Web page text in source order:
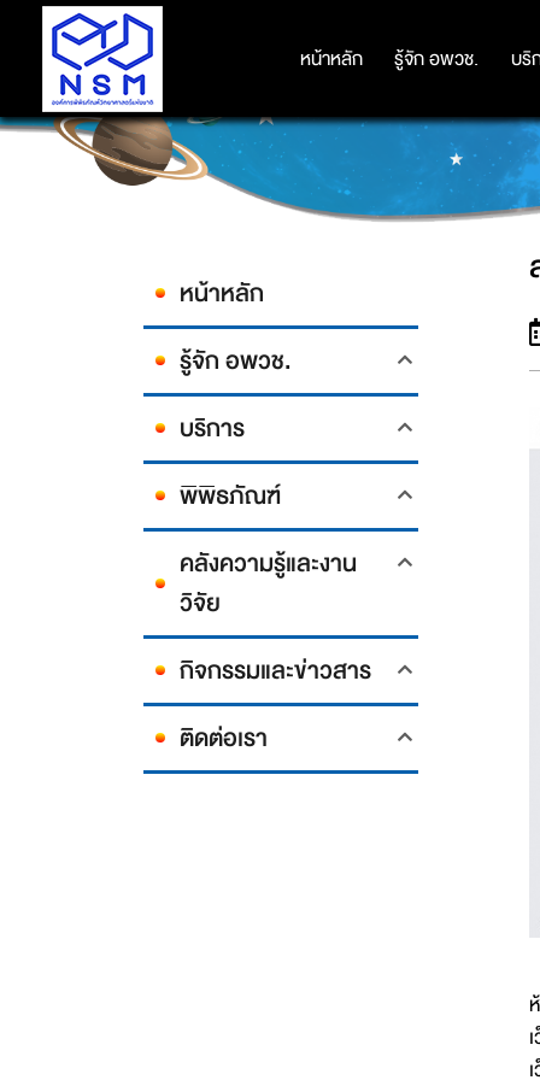
หน้าหลัก รู้จัก อพวช. บริ
หน้าหลัก รู้จัก อพวช. บริ
หน้าหลัก
รู้จัก อพวช.
บริการ
พิพิธภัณฑ์
คลังความรู้และงาน
วิจัย
กิจกรรมและข่าวสาร
ติดต่อเรา